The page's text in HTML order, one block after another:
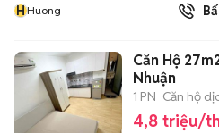
HHuong
Căn Hộ
Nhuận
1 PN Căn hộ
4,8 triệu/